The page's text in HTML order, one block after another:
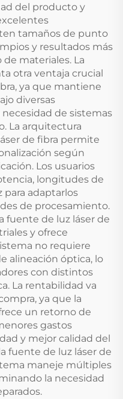
del producto y
tamaños de punto
y resultados más
materiales. La
otra ventaja crucial
ya que mantiene
diversas
de sistemas
La arquitectura
de fibra permite
según
Los usuarios
longitudes de
para adaptarlos
de procesamiento.
fuente de luz láser de
y ofrece
no requiere
alineación óptica, lo
con distintos
La rentabilidad va
ya que la
un retorno de
gastos
y mejor calidad del
fuente de luz láser de
maneje múltiples
la necesidad